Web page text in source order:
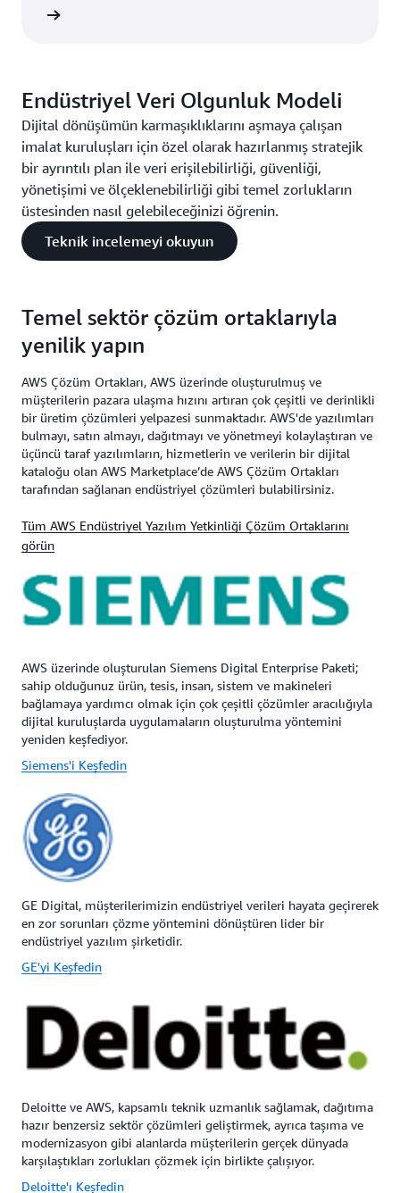
Endüstriyel Veri Olgunluk Modeli
Dijital dönüşümün karmaşıklıklarını aşmaya çalışan
imalat kuruluşları için özel olarak hazırlanmış stratejik
bir ayrıntılı plan ile veri erişilebilirliği, güvenliği,
yönetişimi ve ölçeklenebilirliği gibi temel zorlukların
üstesinden nasıl gelebileceğinizi öğrenin.
Teknik incelemeyi okuyun
Temel sektör çözüm ortaklarıyla
yenilik yapın
AWS Çözüm Ortakları, AWS üzerinde oluşturulmuş ve
müşterilerin pazara ulaşma hızını artıran çok çeşitli ve derinlikli
bir üretim çözümleri yelpazesi sunmaktadır. AWS'de yazılımları
bulmayı, satın almayı, dağıtmayı ve yönetmeyi kolaylaştıran ve
üçüncü taraf yazılımların, hizmetlerin ve verilerin bir dijital
kataloğu olan AWS Marketplace’de AWS Çözüm Ortakları
tarafından sağlanan endüstriyel çözümleri bulabilirsiniz.
Tüm AWS Endüstriyel Yazılım Yetkinliği Çözüm Ortaklarını
görün
AWS üzerinde oluşturulan Siemens Digital Enterprise Paketi;
sahip olduğunuz ürün, tesis, insan, sistem ve makineleri
bağlamaya yardımcı olmak için çok çeşitli çözümler aracılığıyla
dijital kuruluşlarda uygulamaların oluşturulma yöntemini
yeniden keşfediyor.
Siemens'i Keşfedin
GE Digital, müşterilerimizin endüstriyel verileri hayata geçirerek
en zor sorunları çözme yöntemini dönüştüren lider bir
endüstriyel yazılım şirketidir.
GE'yi Keşfedin
Deloitte ve AWS, kapsamlı teknik uzmanlık sağlamak, dağıtıma
hazır benzersiz sektör çözümleri geliştirmek, ayrıca taşıma ve
modernizasyon gibi alanlarda müşterilerin gerçek dünyada
karşılaştıkları zorlukları çözmek için birlikte çalışıyor.
Deloitte'ı Keşfedin